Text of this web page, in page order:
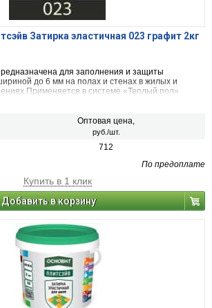
Затирка эластичная 023 графит 2кг
для заполнения и защиты
до 6 мм на полах и стенах в жилых и
в системе «Теплый пол»
Оптовая цена,
руб./шт.
712
По предоплате
Купить в 1 клик
Добавить в корзину